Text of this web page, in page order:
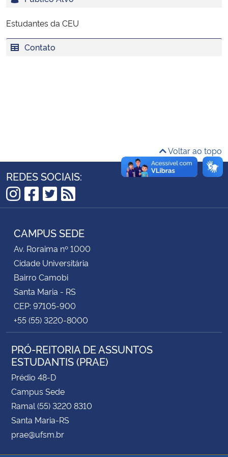
Controladoria-Geral da União
Secretaria-Geral
Secretaria de Governo
Gabinete de Segurança Institucional
Advocacia-Geral da União
Banco Central do Brasil
Planalto
Estudantes da CEU
Contato
Voltar ao topo
REDES SOCIAIS:
Instagram
Facebook
Twitter
RSS
CAMPUS SEDE
Av. Roraima nº 1000
Cidade Universitária
Bairro Camobi
Santa Maria - RS
CEP: 97105-900
+55 (55) 3220-8000
PRÓ-REITORIA DE ASSUNTOS
ESTUDANTIS (PRAE)
Prédio 48-D
Campus Sede
Ramal (55) 3220 8310
Santa Maria-RS
prae@ufsm.br